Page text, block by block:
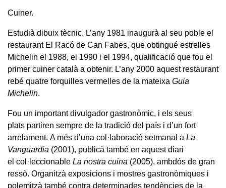
Cuiner.
Estudià dibuix tècnic. L’any 1981 inaugurà al seu poble el
restaurant El Racó de Can Fabes, que obtingué estrelles
Michelin el 1988, el 1990 i el 1994, qualificació que fou el
primer cuiner català a obtenir. L’any 2000 aquest restaurant
rebé quatre forquilles vermelles de la mateixa Guia
Michelin.
Fou un important divulgador gastronòmic, i els seus
plats partiren sempre de la tradició del país i d’un fort
arrelament. A més d’una col·laboració setmanal a La
Vanguardia (2001), publicà també en aquest diari
el col·leccionable La nostra cuina (2005), ambdós de gran
ressò. Organitzà exposicions i mostres gastronòmiques i
polemitzà també contra determinades tendències de la